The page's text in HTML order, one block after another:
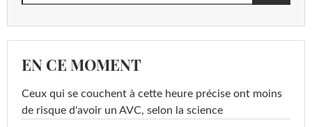
EN CE MOMENT
Ceux qui se couchent à cette heure précise ont moins
de risque d'avoir un AVC, selon la science